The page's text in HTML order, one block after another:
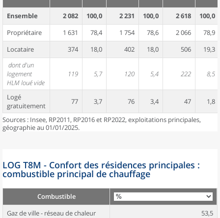
Ensemble 2 082 100,0 2 231 100,0 2 618
100,0
Propriétaire
1 631 78,4 1 754 78,6 2 066
78,9
Locataire
374 18,0 402 18,0 506
19,3
dont d'un
logement
HLM loué vide
119 5,7 120 5,4 222 8,5
Logé
gratuitement
77 3,7 76 3,4 47 1,8
Sources : Insee, RP2011, RP2016 et RP2022, exploitations principales,
géographie au 01/01/2025.
LOG T8M - Confort des résidences principales :
combustible principal de chauffage
Combustible
Gaz de ville - réseau de chaleur
53,5